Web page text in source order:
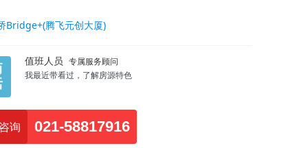
Bridge+(腾飞元创大厦)
值班人员 专属服务顾问
我最近带看过，了解房源特色
询 021-58817916